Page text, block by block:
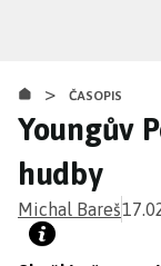
obsahu
> ČASOPIS
Youngův
hudby
Michal Bareš